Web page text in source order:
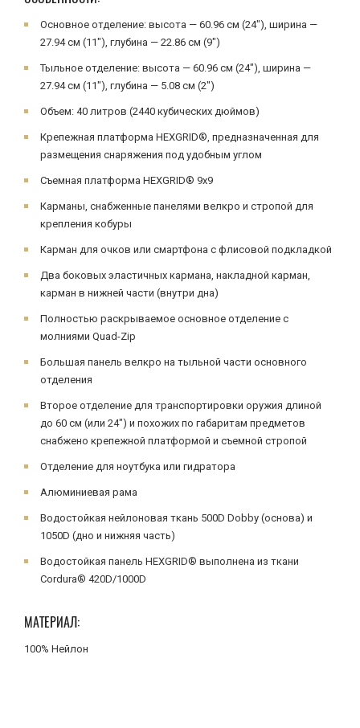
Основное отделение: высота — 60.96 см (24"), ширина —
27.94 см (11"), глубина — 22.86 см (9")
Тыльное отделение: высота — 60.96 см (24"), ширина —
27.94 см (11"), глубина — 5.08 см (2")
Объем: 40 литров (2440 кубических дюймов)
Крепежная платформа HEXGRID®, предназначенная для
размещения снаряжения под удобным углом
Съемная платформа HEXGRID® 9x9
Карманы, снабженные панелями велкро и стропой для
крепления кобуры
Карман для очков или смартфона с флисовой подкладкой
Два боковых эластичных кармана, накладной карман,
карман в нижней части (внутри дна)
Полностью раскрываемое основное отделение с
молниями Quad-Zip
Большая панель велкро на тыльной части основного
отделения
Второе отделение для транспортировки оружия длиной
до 60 см (или 24") и похожих по габаритам предметов
снабжено крепежной платформой и съемной стропой
Отделение для ноутбука или гидратора
Алюминиевая рама
Водостойкая нейлоновая ткань 500D Dobby (основа) и
1050D (дно и нижняя часть)
Водостойкая панель HEXGRID® выполнена из ткани
Cordura® 420D/1000D
МАТЕРИАЛ:
100% Нейлон